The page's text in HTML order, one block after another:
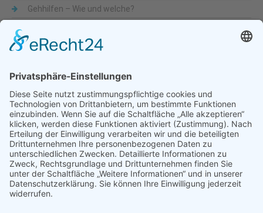
Gehhilfen – Wie und welche?
Beliebte Themen
Adaptionsmöglichkeit Aktiv-Rollstühle Alltagshilfen Alltagshilfen
für die Küche Automatische Türöffner Bad Bandscheibe Besteck
Bettenmachen
Bewegungseingeschränkung
druckentlastende Matratze Dusche & WC Fixierbrett
Füße Gehfähigkeit